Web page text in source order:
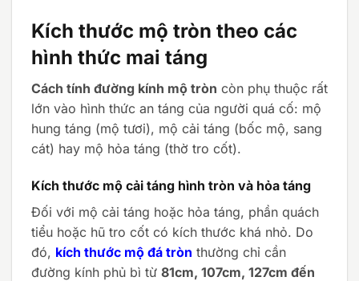
Kích thước mộ tròn theo các
hình thức mai táng
Cách tính đường kính mộ tròn còn phụ thuộc rất
lớn vào hình thức an táng của người quá cố: mộ
hung táng (mộ tươi), mộ cải táng (bốc mộ, sang
cát) hay mộ hỏa táng (thờ tro cốt).
Kích thước mộ cải táng hình tròn và hỏa táng
Đối với mộ cải táng hoặc hỏa táng, phần quách
tiểu hoặc hũ tro cốt có kích thước khá nhỏ. Do
đó, kích thước mộ đá tròn thường chỉ cần
đường kính phủ bì từ 81cm, 107cm, 127cm đến